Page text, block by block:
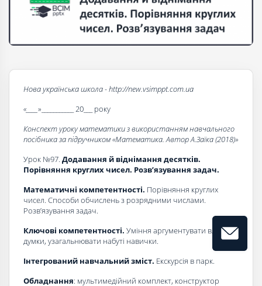
Нова українська школа - http://new.vsimppt.com.ua
«____ »___________ 20___ року
Конспект уроку математики з використанням навчального
посібника за підручником «Математика. Автор А.Заїка (2018)»
Урок №97. Додавання й віднімання десятків.
Порівняння круглих чи­сел. Розв’язування задач.
Математичні компетентності. Порівняння круглих
чисел. Способи обчислень з розрядними числами.
Розв’язування задач.
Ключові компетентності. Уміння аргументувати власні
думки, узагальнювати набуті навички.
Інтегрований навчальний зміст. Екскурсія в парк.
Обладнання: мультимедійний комплект, конструктор